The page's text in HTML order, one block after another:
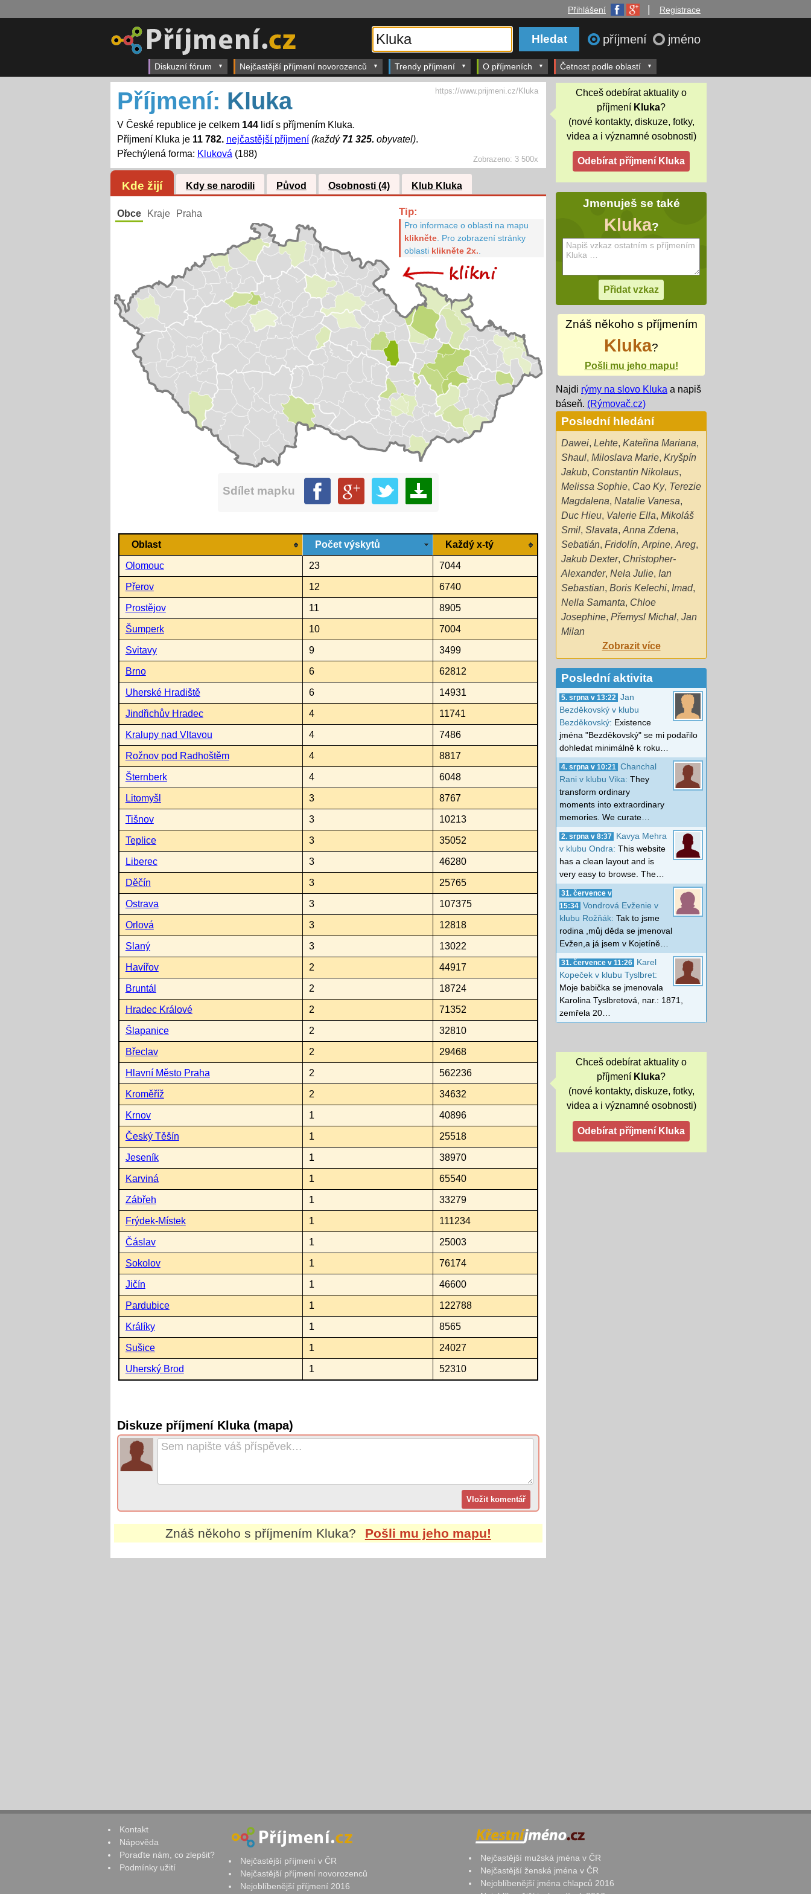
Přihlášení Registrace
příjmení jméno
Diskuzní fórum Nejčastější příjmení novorozenců Trendy příjmení O příjmeních Četnost podle oblastí
Zobrazeno: 3 500x
Příjmení: Kluka
V České republice je celkem 144lidí s příjmením Kluka.
Příjmení Kluka je 11 782. nejčastější příjmení (každý 71 325. obyvatel).
Přechýlená forma: Kluková (188)
https://www.prijmeni.cz/Kluka
Kde žijí Kdy se narodili Původ Osobnosti (4) Klub Kluka
Obce Kraje Praha Tip:
Pro informace o oblasti na mapu
klikněte. Pro zobrazení stránky
oblasti klikněte 2x.
Sdílet mapku
Oblast Počet výskytů Každý x-tý
Olomouc 23 7044
Přerov 12 6740
Prostějov 11 8905
Šumperk 10 7004
Svitavy 9 3499
Brno 6 62812
Uherské Hradiště 6 14931
Jindřichův Hradec 4 11741
Kralupy nad Vltavou 4 7486
Rožnov pod Radhoštěm 4 8817
Šternberk 4 6048
Litomyšl 3 8767
Tišnov 3 10213
Teplice 3 35052
Liberec 3 46280
Děčín 3 25765
Ostrava 3 107375
Orlová 3 12818
Slaný 3 13022
Havířov 2 44917
Bruntál 2 18724
Hradec Králové 2 71352
Šlapanice 2 32810
Břeclav 2 29468
Hlavní Město Praha 2 562236
Kroměříž 2 34632
Krnov 1 40896
Český Těšín 1 25518
Jeseník 1 38970
Karviná 1 65540
Zábřeh 1 33279
Frýdek-Místek 1 111234
Čáslav 1 25003
Sokolov 1 76174
Jičín 1 46600
Pardubice 1 122788
Králíky 1 8565
Sušice 1 24027
Uherský Brod 1 52310
Diskuze příjmení Kluka (mapa)
Znáš někoho s příjmením Kluka? Pošli mu jeho mapu!
Chceš odebírat aktuality o
příjmení Kluka?
(nové kontakty, diskuze, fotky,
videa a i významné osobnosti)
Jmenuješ se také
Kluka?
Znáš někoho s příjmením
Kluka?
Pošli mu jeho mapu!
Najdi rýmy na slovo Kluka a napiš
báseň. (Rýmovač.cz)
Poslední hledání
Dawei, Lehte, Kateřina Mariana,
Shaul, Miloslava Marie, Kryšpín
Jakub, Constantin Nikolaus,
Melissa Sophie, Cao Ky, Terezie
Magdalena, Natalie Vanesa,
Duc Hieu, Valerie Ella, Mikoláš
Smil, Slavata, Anna Zdena,
Sebatián, Fridolín, Arpine, Areg,
Jakub Dexter, Christopher-
Alexander, Nela Julie, Ian
Sebastian, Boris Kelechi, Imad,
Nella Samanta, Chloe
Josephine, Přemysl Michal, Jan
Milan
Zobrazit více
Poslední aktivita
5. srpna v 13:22
Jan
Bezděkovský v klubu
Bezděkovský: Existence
jména "Bezděkovský" se mi podařilo
dohledat minimálně k roku…
4. srpna v 10:21
Chanchal
Rani v klubu Vika: They
transform ordinary
moments into extraordinary
memories. We curate…
2. srpna v 8:37
Kavya Mehra
v klubu Ondra: This website
has a clean layout and is
very easy to browse. The…
31. července v
15:34 Vondrová Evženie v
klubu Rožňák: Tak to jsme
rodina ,můj děda se jmenoval
Evžen,a já jsem v Kojetíně…
31. července v 11:26
Karel
Kopeček v klubu Tyslbret:
Moje babička se jmenovala
Karolina Tyslbretová, nar.: 1871,
zemřela 20…
Chceš odebírat aktuality o
příjmení Kluka?
(nové kontakty, diskuze, fotky,
videa a i významné osobnosti)
Kontakt
Nápověda
Poraďte nám, co zlepšit?
Podmínky užití
Nejčastější příjmení v ČR
Nejčastější příjmení novorozenců
Nejoblíbenější příjmení 2016
Nejčastější mužská jména v ČR
Nejčastější ženská jména v ČR
Nejoblíbenější jména chlapců 2016